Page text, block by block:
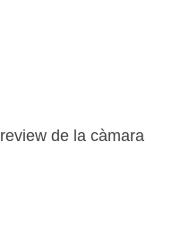
review de la càmara